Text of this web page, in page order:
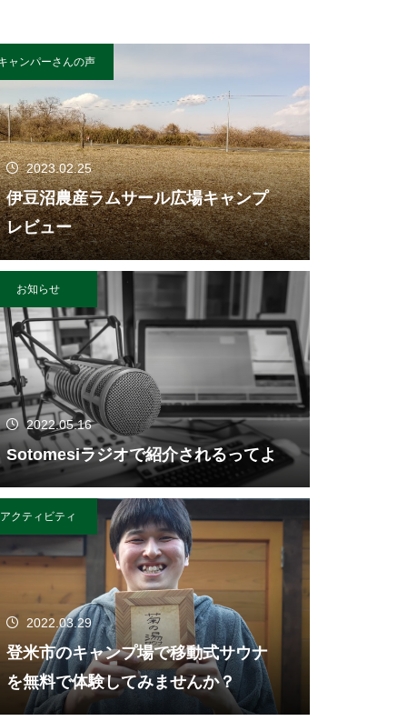
ャンパーさんの声
2023.02.25
伊豆沼農産ラムサール広場キャンプ
レビュー
お知らせ
2022.05.16
Sotomesiラジオで紹介されるってよ
アクティビティ
2022.03.29
登米市のキャンプ場で移動式サウナ
を無料で体験してみませんか？